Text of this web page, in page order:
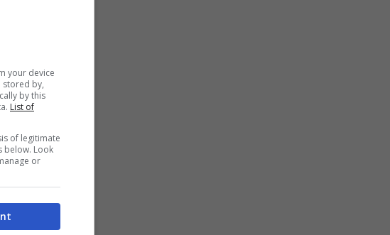
la
your device
stored by,
by this
List of
of legitimate
below. Look
or